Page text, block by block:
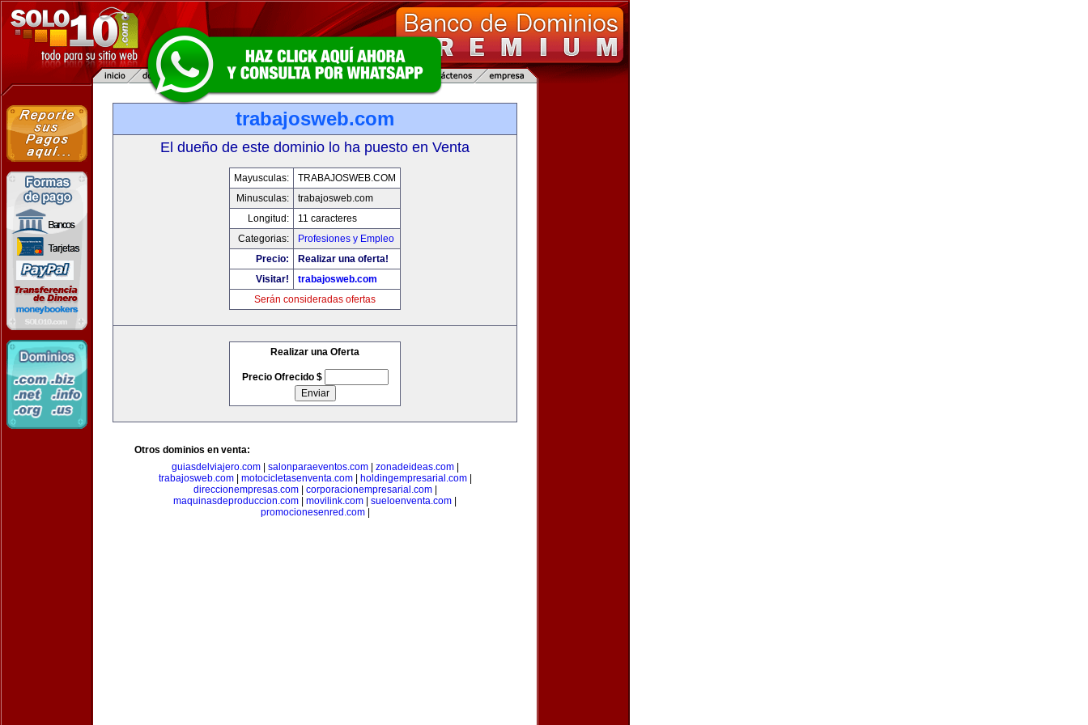
trabajosweb.com
El dueño de este dominio lo ha puesto en Venta
Mayusculas:
TRABAJOSWEB.COM
Minusculas:
trabajosweb.com
Longitud:
11 caracteres
Categorias:
Profesiones y Empleo
Precio:
Realizar una oferta!
Visitar!
trabajosweb.com
Serán consideradas ofertas
Realizar una Oferta
Precio Ofrecido $
Otros dominios en venta:
guiasdelviajero.com| salonparaeventos.com| zonadeideas.com|
trabajosweb.com| motocicletasenventa.com| holdingempresarial.com|
direccionempresas.com| corporacionempresarial.com|
maquinasdeproduccion.com
movilink.com sueloenventa.com
promocionesenred.com|